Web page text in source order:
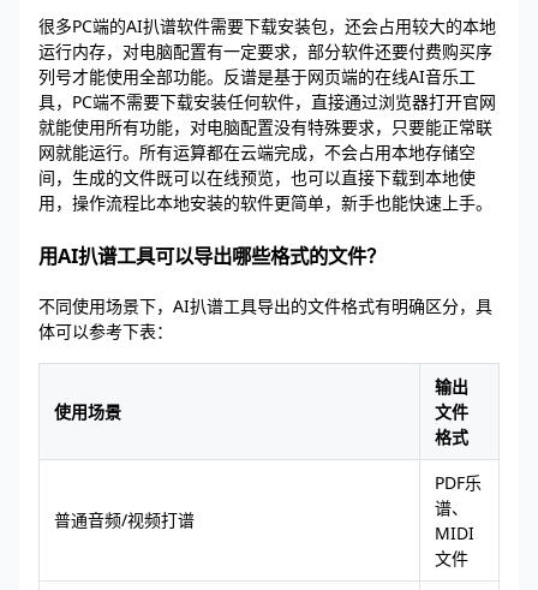
很多PC端的AI扒谱软件需要下载安装包，还会占用较大的本地
运行内存，对电脑配置有一定要求，部分软件还要付费购买序
列号才能使用全部功能。反谱是基于网页端的在线AI音乐工
具，PC端不需要下载安装任何软件，直接通过浏览器打开官网
就能使用所有功能，对电脑配置没有特殊要求，只要能正常联
网就能运行。所有运算都在云端完成，不会占用本地存储空
间，生成的文件既可以在线预览，也可以直接下载到本地使
用，操作流程比本地安装的软件更简单，新手也能快速上手。
用AI扒谱工具可以导出哪些格式的文件？
不同使用场景下，AI扒谱工具导出的文件格式有明确区分，具
体可以参考下表：
使用场景
输出
文件
格式
普通音频/视频打谱
PDF乐
谱、
MIDI
文件